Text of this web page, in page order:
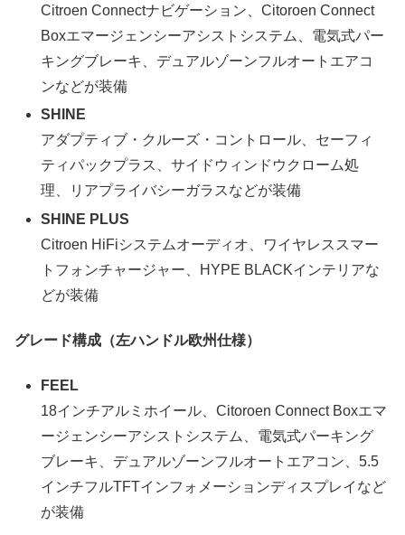
Citroen Connectナビゲーション、Citoroen Connect
Boxエマージェンシーアシストシステム、電気式パー
キングブレーキ、デュアルゾーンフルオートエアコ
ンなどが装備
SHINE
アダプティブ・クルーズ・コントロール、セーフィ
ティパックプラス、サイドウィンドウクローム処
理、リアプライバシーガラスなどが装備
SHINE PLUS
Citroen HiFiシステムオーディオ、ワイヤレススマー
トフォンチャージャー、HYPE BLACKインテリアな
どが装備
グレード構成（左ハンドル欧州仕様）
FEEL
18インチアルミホイール、Citoroen Connect Boxエマ
ージェンシーアシストシステム、電気式パーキング
ブレーキ、デュアルゾーンフルオートエアコン、5.5
インチフルTFTインフォメーションディスプレイなど
が装備